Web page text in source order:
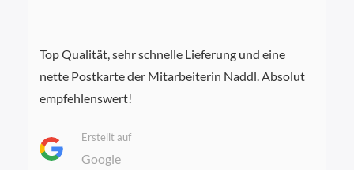
Top Qualität, sehr schnelle Lieferung und eine
nette Postkarte der Mitarbeiterin Naddl. Absolut
empfehlenswert!
Erstellt auf
Google